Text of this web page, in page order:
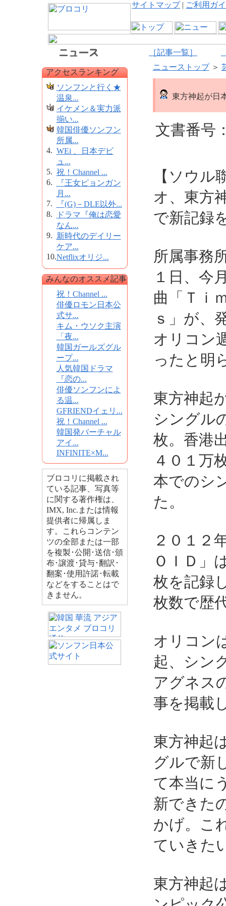
サイトマップ| ご利用ガ
［記事一覧］
アクセスランキング
ソンフンと行く★
温泉...
イケメン＆実力派
揃い...
韓国俳優ソンフン
所属...
4. WEi 、日本デビ
ュ...
5. 祝！Channel ...
6.
『王女ピョンガン
月...
7.
『(G)－DLE以外...
8.
ドラマ『俺は恋愛
なん...
9. 新時代のデイリー
ケア...
10.Netflixオリジ...
みんなのオススメ記事
祝！Channel ...
俳優ロモン日本公
式サ...
キム・ウソク主演
「夜...
韓国ガールズグル
ープ...
人気韓国ドラマ
『恋の...
俳優ソンフンによ
る温...
GFRIENDイェリ...
祝！Channel ...
韓国発バーチャル
アイ...
INFINITE×M...
ブロコリに掲載され
ている記事、写真等
に関する著作権は、
IMX, Inc.または情報
提供者に帰属しま
す。これらコンテン
ツの全部または一部
を複製･公開･送信･頒
布･譲渡･貸与･翻訳･
翻案･使用許諾･転載
などをすることはで
きません。
ニューストップ＞
東方神起が日
文書番号
【ソウル
オ、東方
で新記録
所属事務
１日、今
曲「Ｔｉ
ｓ」が、
オリコン
ったと明
東方神起
シングル
枚。香港
４０１万
本でのシ
た。
２０１２
ＯＩＤ」
枚を記録
枚数で歴
オリコン
起、シン
アグネス
事を掲載
東方神起
グルで新
て本当に
新できた
かげ。こ
ていきた
東方神起